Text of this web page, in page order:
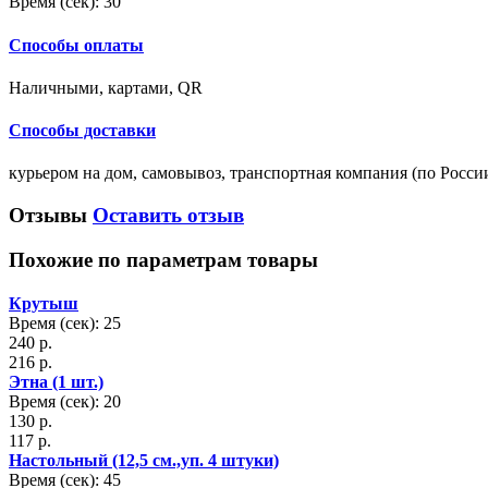
Способы оплаты
Наличными, картами, QR
Способы доставки
курьером на дом, самовывоз, транспортная компания (по
Отзывы Оставить отзыв
Похожие по параметрам товары
Крутыш
Время (сек): 25
240 р.
216 р.
Этна (1 шт.)
Время (сек): 20
130 р.
117 р.
Настольный (12,5 см.,уп. 4 штуки)
Время (сек): 45